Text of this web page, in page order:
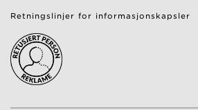
Retningslinjer for informasjonskapsler